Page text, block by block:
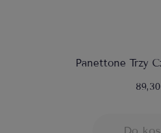
Panettone Trzy